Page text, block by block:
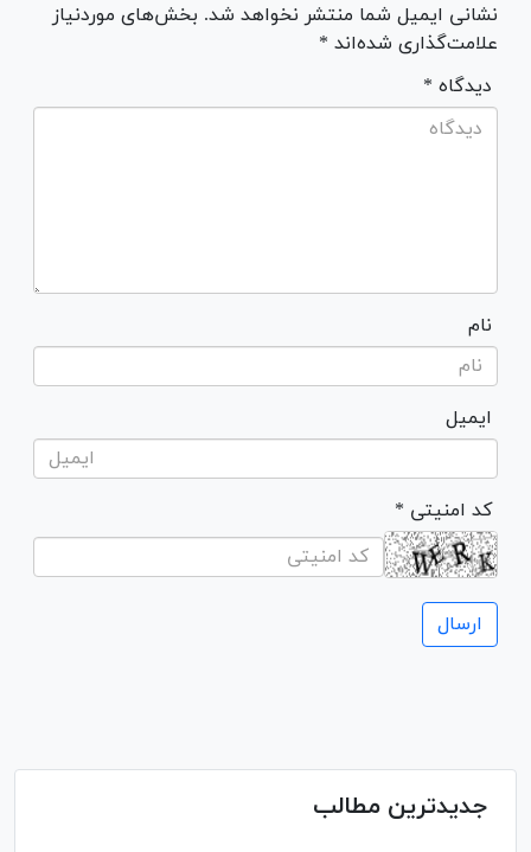
نشانی ایمیل شما منتشر نخواهد شد. بخش‌های موردنیاز
علامت‌گذاری شده‌اند *
* دیدگاه
نام
ایمیل
* کد امنیتی
جدیدترین مطالب